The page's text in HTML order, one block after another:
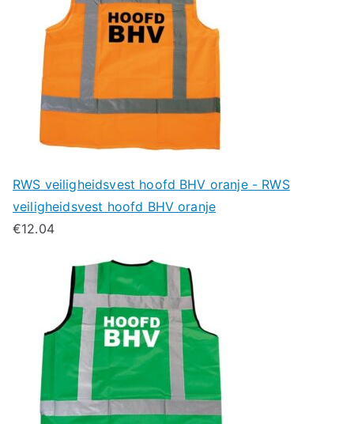
RWS veiligheidsvest hoofd BHV oranje - RWS
veiligheidsvest hoofd BHV oranje
€12.04